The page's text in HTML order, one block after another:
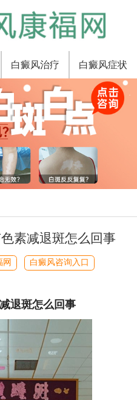
白癜风治疗 白癜风症状
素减退斑怎么回事
网 白癜风咨询入口
退斑怎么回事